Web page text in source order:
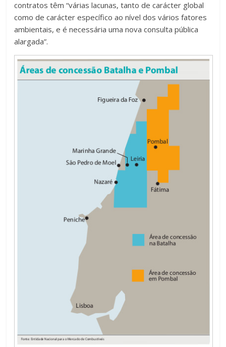
contratos têm “várias lacunas, tanto de carácter global
como de carácter específico ao nível dos vários fatores
ambientais, e é necessária uma nova consulta pública
alargada”.